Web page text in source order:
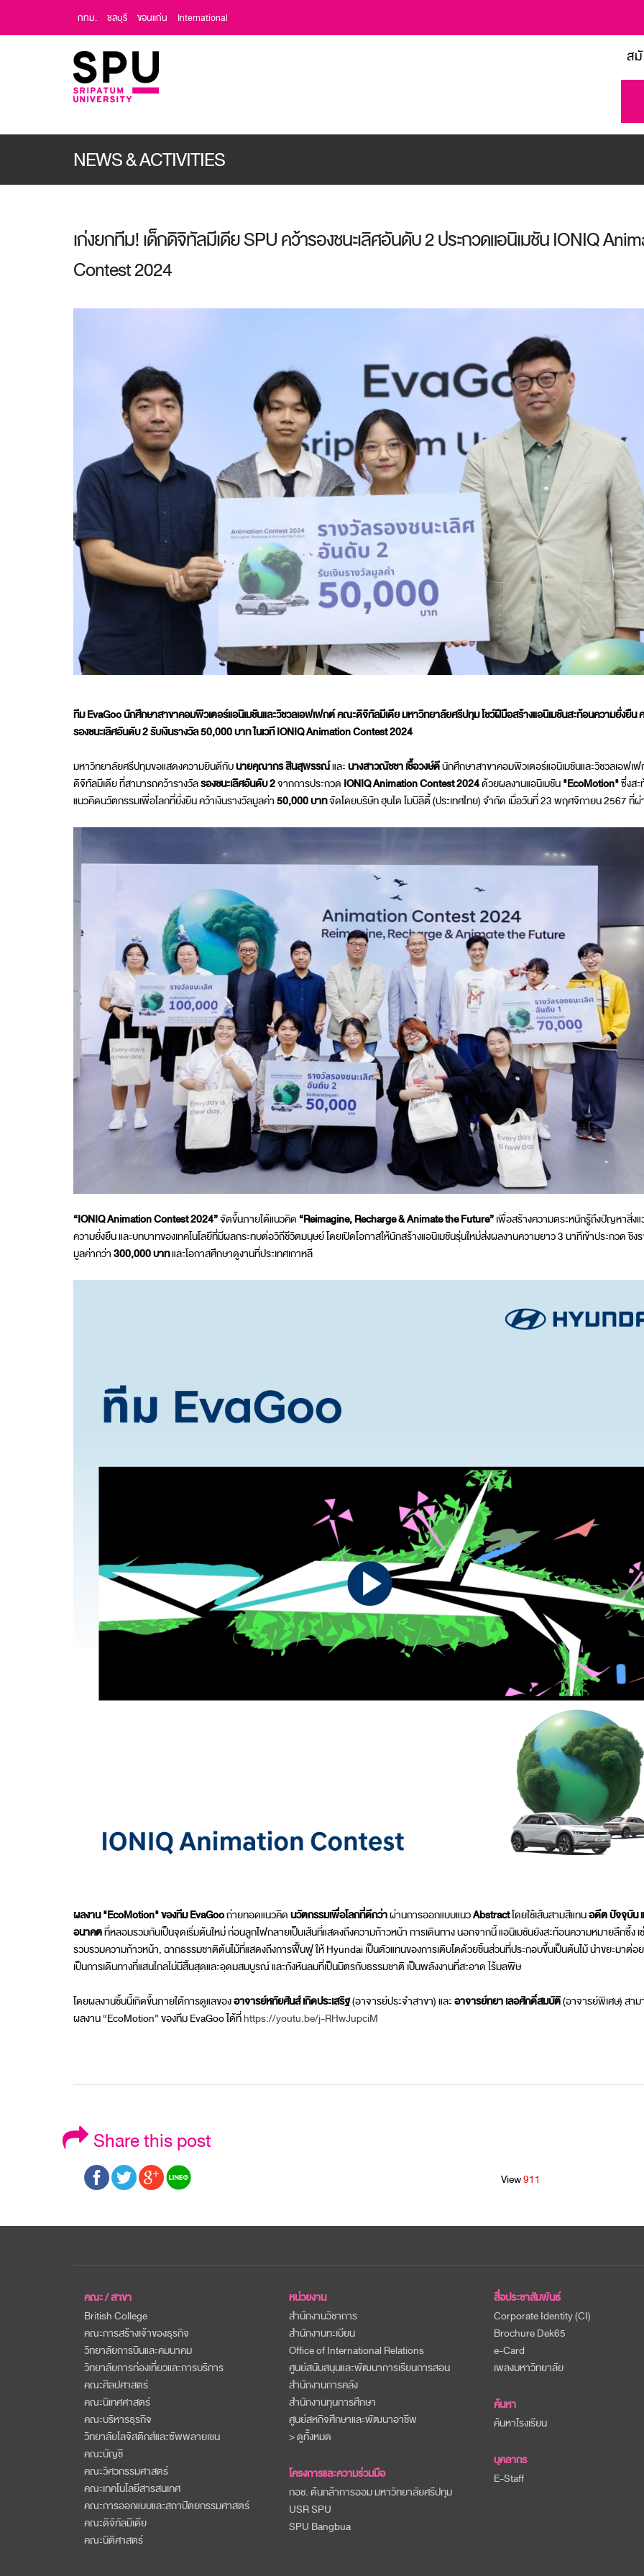
กทม. ชลบุรี ขอนแก่น International
ส
NEWS & ACTIVITIES
เก่งยกทีม! เด็กดิจิทัลมีเดีย SPU คว้ารองชนะเลิศอันดับ 2 ประกวดแอนิเมชัน IONIQ
Contest 2024
ทีมEvaGoo นักศึกษาสาขาคอมพิวเตอร์แอนิเมชันและวิชวลเอฟเฟกต์ คณะดิจิทัลมีเดีย มหาวิทยาลัยศรีปทุมโชว์ฝีมือสร้างแอนิเมชันสะท้อนความยั่งยืน
รองชนะเลิศอันดับ 2 รับเงินรางวัล 50,000 บาท ในเวทีIONIQ Animation Contest 2024
มหาวิทยาลัยศรีปทุมขอแสดงความยินดีกับนายคุณากร สินสุพรรณ์และนางสาวณัชชา เชื้อวงษ์ดีนักศึกษาสาขาคอมพิวเตอร์แอนิเมชันและวิชวลเอฟเ
ดิจิทัลมีเดีย ที่สามารถคว้ารางวัลรองชนะเลิศอันดับ2จากการประกวด IONIQ Animation Contest 2024ด้วยผลงานแอนิเมชัน"EcoMotion"ซึ่งส
แนวคิดนวัตกรรมเพื่อโลกที่ยั่งยืน คว้าเงินรางวัลมูลค่า50,000 บาทจัดโดยบริษัท ฮุนได โมบิลิตี้ (ประเทศไทย) จำกัด เมื่อวันที่ 23 พฤศจิกายน 2567 ที่
“IONIQ Animation Contest 2024”จัดขึ้นภายใต้แนวคิด“Reimagine, Recharge & Animate the Future”เพื่อสร้างความตระหนักรู้ถึงปัญหาสิ่ง
ความยั่งยืน และบทบาทของเทคโนโลยีที่มีผลกระทบต่อวิถีชีวิตมนุษย์ โดยเปิดโอกาสให้นักสร้างแอนิเมชันรุ่นใหม่ส่งผลงานความยาว 3 นาทีเข้าประกวด ชิง
มูลค่ากว่า300,000 บาทและโอกาสศึกษาดูงานที่ประเทศเกาหลี
ผลงาน "EcoMotion"ของทีมEvaGooถ่ายทอดแนวคิดนวัตกรรมเพื่อโลกที่ดีกว่าผ่านการออกแบบแนวAbstractโดยใช้เส้นสามสีแทนอดีต ปัจจุบัน
อนาคตที่หลอมรวมกันเป็นจุดเริ่มต้นใหม่ ก่อนลูกไฟกลายเป็นเส้นที่แสดงถึงความก้าวหน้า การเดินทาง นอกจากนี้ แอนิเมชันยังสะท้อนความหมายลึกซึ้ง
รวบรวมความก้าวหน้า, ฉากธรรมชาติต้นไม้ที่แสดงถึงการฟื้นฟู ให้ Hyundai เป็นตัวแทนของการเติบโตด้วยชิ้นส่วนที่ประกอบขึ้นเป็นต้นไม้ นำขยะมาต่อ
เป็นการเดินทางที่แสนไกลไม่มีสิ้นสุดและอุดมสมบูรณ์ และกังหันลมที่เป็นมิตรกับธรรมชาติ เป็นพลังงานที่สะอาด ไร้มลพิษ
โดยผลงานชิ้นนี้เกิดขึ้นภายใต้การดูแลของอาจารย์หทัยศันส์ เกิดประเสริฐ(อาจารย์ประจำสาขา) และอาจารย์ทยา เลอศักดิ์สมบัติ(อาจารย์พิเศษ) สา
ผลงาน “EcoMotion” ของทีม EvaGoo ได้ที่https://youtu.be/j-RHwJupciM
Share this post
View911
คณะ / สาขา
British College
คณะการสร้างเจ้าของธุรกิจ
วิทยาลัยการบินและคมนาคม
วิทยาลัยการท่องเที่ยวและการบริการ
คณะศิลปศาสตร์
คณะนิเทศศาสตร์
คณะบริหารธุรกิจ
วิทยาลัยโลจิสติกส์และซัพพลายเชน
คณะบัญชี
คณะวิศวกรรมศาสตร์
คณะเทคโนโลยีสารสนเทศ
คณะการออกแบบและสถาปัตยกรรมศาสตร์
คณะดิจิทัลมีเดีย
คณะนิติศาสตร์
หน่วยงาน
สำนักงานวิชาการ
สำนักงานทะเบียน
Office of International Relations
ศูนย์สนับสนุนและพัฒนาการเรียนการสอน
สำนักงานการคลัง
สำนักงานทุนการศึกษา
ศูนย์สหกิจศึกษาและพัฒนาอาชีพ
> ดูทั้งหมด
โครงการและความร่วมมือ
กอช. ต้นกล้าการออม มหาวิทยาลัยศรีปทุม
USR SPU
SPU Bangbua
สื่อประชาสัมพันธ์
Corporate Identity (CI)
Brochure Dek65
e-Card
เพลงมหาวิทยาลัย
ค้นหา
ค้นหาโรงเรียน
บุคลากร
E-Staff